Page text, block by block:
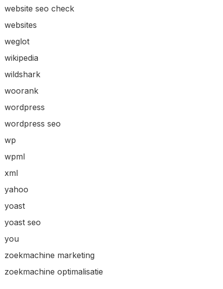
website seo check
websites
weglot
wikipedia
wildshark
woorank
wordpress
wordpress seo
wp
wpml
xml
yahoo
yoast
yoast seo
you
zoekmachine marketing
zoekmachine optimalisatie